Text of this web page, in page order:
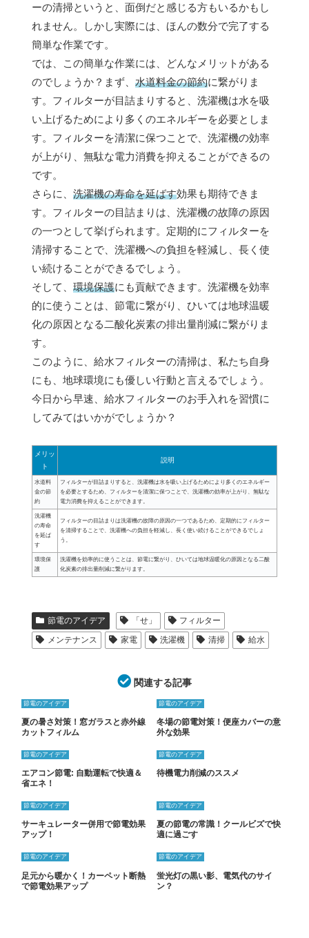
ーの清掃というと、面倒だと感じる方もいるかもし
れません。しかし実際には、ほんの数分で完了する
簡単な作業です。
では、この簡単な作業には、どんなメリットがある
のでしょうか？まず、 水道料金の節約に繋がりま
す。フィルターが目詰まりすると、洗濯機は水を吸
い上げるためにより多くのエネルギーを必要としま
す。フィルターを清潔に保つことで、洗濯機の効率
が上がり、無駄な電力消費を抑えることができるの
です。
さらに、 洗濯機の寿命を延ばす効果も期待できま
す。フィルターの目詰まりは、洗濯機の故障の原因
の一つとして挙げられます。定期的にフィルターを
清掃することで、洗濯機への負担を軽減し、長く使
い続けることができるでしょう。
そして、 環境保護にも貢献できます。洗濯機を効率
的に使うことは、節電に繋がり、ひいては地球温暖
化の原因となる二酸化炭素の排出量削減に繋がりま
す。
このように、給水フィルターの清掃は、私たち自身
にも、地球環境にも優しい行動と言えるでしょう。
今日から早速、給水フィルターのお手入れを習慣に
してみてはいかがでしょうか？
メリッ
ト
説明
水道料
金の節
約
フィルターが目詰まりすると、洗濯機は水を吸い上げるためにより多くのエネルギー
を必要とするため、フィルターを清潔に保つことで、洗濯機の効率が上がり、無駄な
電力消費を抑えることができます。
洗濯機
の寿命
を延ば
す
フィルターの目詰まりは洗濯機の故障の原因の一つであるため、定期的にフィルター
を清掃することで、洗濯機への負担を軽減し、長く使い続けることができるでしょ
う。
環境保
護
洗濯機を効率的に使うことは、節電に繋がり、ひいては地球温暖化の原因となる二酸
化炭素の排出量削減に繋がります。
節電のアイデア 「せ」
フィルター
メンテナンス
家電 洗濯機 清掃 給水
関連する記事
節電のアイデア
夏の暑さ対策！窓ガラスと赤外線
カットフィルム
節電のアイデア
冬場の節電対策！便座カバーの意
外な効果
節電のアイデア
エアコン節電: 自動運転で快適＆
省エネ！
節電のアイデア
待機電力削減のススメ
節電のアイデア
サーキュレーター併用で節電効果
アップ！
節電のアイデア
夏の節電の常識！クールビズで快
適に過ごす
節電のアイデア
足元から暖かく！カーペット断熱
で節電効果アップ
節電のアイデア
蛍光灯の黒い影、電気代のサイ
ン？